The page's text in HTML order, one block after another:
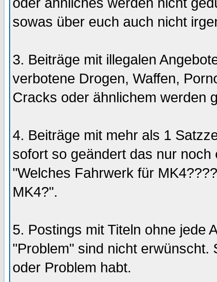
sowas über euch auch nicht
3. Beiträge mit illegalen
verbotene Drogen, Waffen,
Cracks oder ähnlichem werden
4. Beiträge mit mehr als 1
sofort so geändert das nur
"Welches Fahrwerk für
MK4?".
5. Postings mit Titeln ohne jede
"Problem" sind nicht erwünscht.
oder Problem habt.